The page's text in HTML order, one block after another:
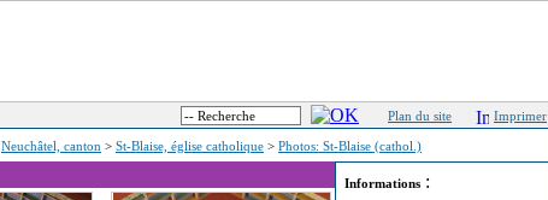
Plan du site Imprimer
Neuchâtel, canton > St-Blaise, église catholique > Photos: St-Blaise (cathol.)
Informations :